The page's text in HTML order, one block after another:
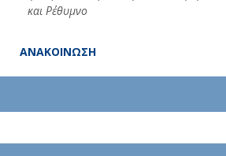
και Ρέθυμνο
ΑΝΑΚΟΙΝΩΣΗ